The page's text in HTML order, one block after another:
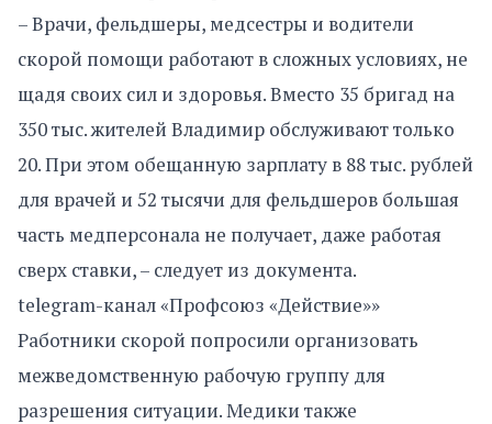
– Врачи, фельдшеры, медсестры и водители
скорой помощи работают в сложных условиях, не
щадя своих сил и здоровья. Вместо 35 бригад на
350 тыс. жителей Владимир обслуживают только
20. При этом обещанную зарплату в 88 тыс. рублей
для врачей и 52 тысячи для фельдшеров большая
часть медперсонала не получает, даже работая
сверх ставки, – следует из документа.
telegram-канал «Профсоюз «Действие»»
Работники скорой попросили организовать
межведомственную рабочую группу для
разрешения ситуации. Медики также